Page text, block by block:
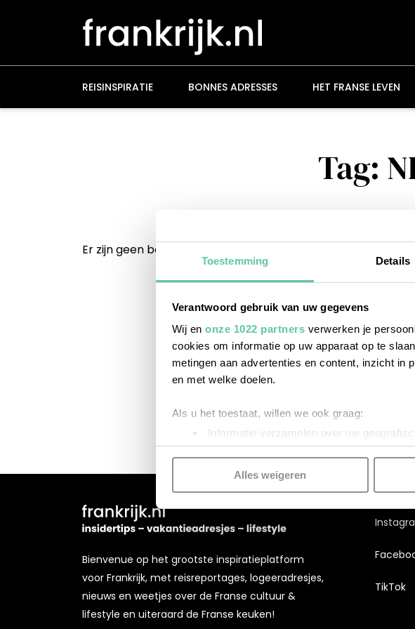
Toestemming Details
Verantwoord gebruik van uw gegevens
Wij en onze 1022 partners verwerken je
cookies om informatie op uw apparaat op te
metingen aan advertenties en content, inzicht in
en met welke doelen.
Als u het toestaat, willen we ook graag:
Informatie verzamelen over uw
Uw apparaat identificeren door het actief
Lees meer over hoe uw persoonlijke gegevens
Kijk vooral rond en laat je inspireren. Voordat
gepersonaliseerde advertenties te tonen en/of
voorkeuren beheren via ‘Zelf instellen’. Klik je
cookies zoals omschreven in onze
Alles weigeren
REISINSPIRATIE BONNES ADRESSES HET FRANSE LEVEN
Tag:
Er zijn geen berichten gevonden.
Bienvenue op het grootste inspiratieplatform
voor Frankrijk, met reisreportages, logeeradresjes,
nieuws en weetjes over de Franse cultuur &
lifestyle en uiteraard de Franse keuken!
TikTok